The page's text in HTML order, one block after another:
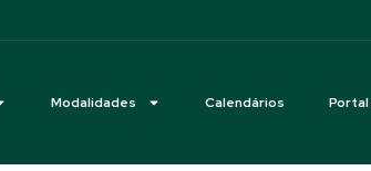
Modalidades Calendários Portal